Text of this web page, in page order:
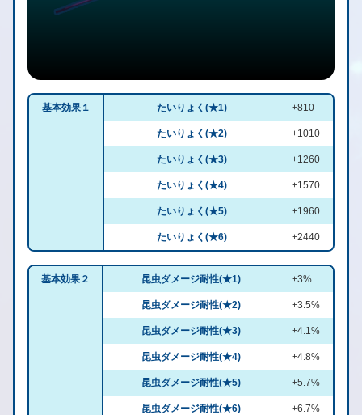
基本効果１ たいりょく(★1) +810
たいりょく(★2) +1010
たいりょく(★3) +1260
たいりょく(★4) +1570
たいりょく(★5) +1960
たいりょく(★6) +2440
基本効果２ 昆虫ダメージ耐性(★1) +3%
昆虫ダメージ耐性(★2) +3.5%
昆虫ダメージ耐性(★3) +4.1%
昆虫ダメージ耐性(★4) +4.8%
昆虫ダメージ耐性(★5) +5.7%
昆虫ダメージ耐性(★6) +6.7%